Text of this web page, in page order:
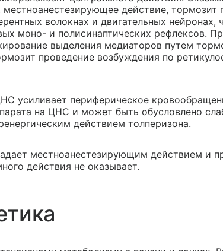
действие, тормозит
волокнах и двигательных нейронах,
моно- и полисинаптических рефлексов.
выделения медиаторов путем
проведение возбуждения по
усиливает периферическое
на ЦНС и может быть обусловлено
действием толперизона.
местноанестезирующим действием и
действия не оказывает.